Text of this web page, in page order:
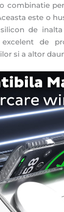
combinatie
este o
de
de
si a altor